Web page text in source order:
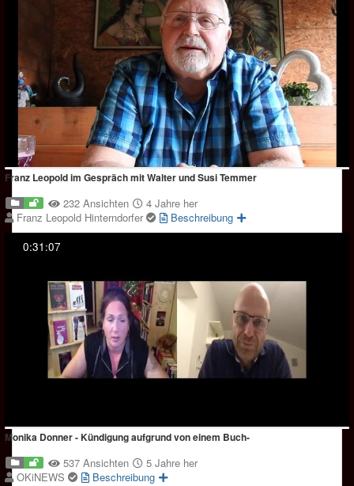
Franz Leopold im Gespräch mit Walter und Susi Temmer
232 Ansichten
4 Jahre her
Franz Leopold Hinterndorfer
Beschreibung
0:31:07
Monika Donner - Kündigung aufgrund von einem Buch-
537 Ansichten
5 Jahre her
OKiNEWS
Beschreibung